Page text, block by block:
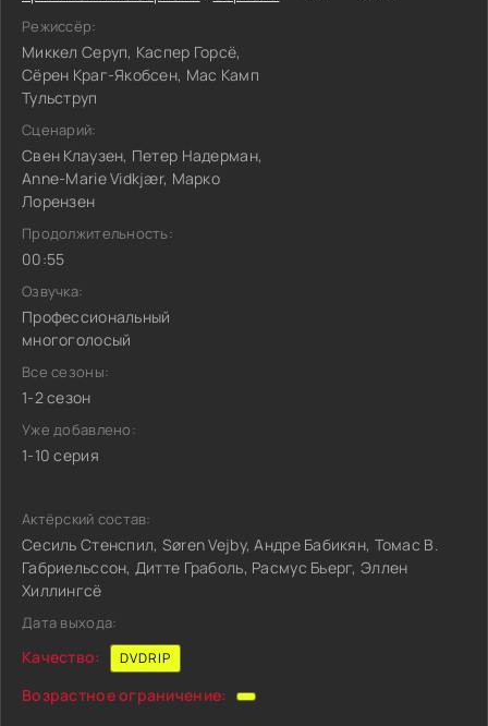
Режиссёр:
Миккел Серуп, Каспер Горсё,
Сёрен Краг-Якобсен, Мас Камп
Тульструп
Сценарий:
Свен Клаузен, Петер Надерман,
Anne-Marie Vidkjær, Марко
Лорензен
Продолжительность:
00:55
Озвучка:
Профессиональный
многоголосый
Все сезоны:
1-2 сезон
Уже добавлено:
1-10 серия
Актёрский состав:
Сесиль Стенспил, Søren Vejby, Андре Бабикян, Томас В.
Габриельссон, Дитте Граболь, Расмус Бьерг, Эллен
Хиллингсё
Дата выхода:
Качество: DVDRIP
Возрастное ограничение: